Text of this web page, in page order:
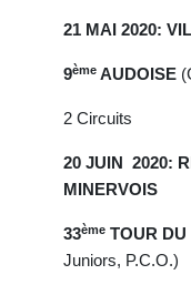
21 MAI 2020:
9ème AUDOISE
2 Circuits
20 JUIN 2020:
MINERVOIS
33ème TOUR DU
Juniors, P.C.O.)